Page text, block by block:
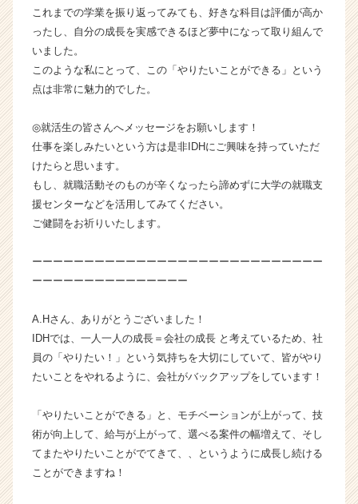
ム
ラ
|
ベ
チ
ャ
長
企
業
ら
ト
が
届
く
活
サ
ト
これまでの学業を振り返ってみても、好きな科目は評価が高か
ったし、自分の成長を実感できるほど夢中になって取り組んで
いました。
このような私にとって、この「やりたいことができる」という
点は非常に魅力的でした。
◎就活生の皆さんへメッセージをお願いします！
仕事を楽しみたいという方は是非IDHにご興味を持っていただ
けたらと思います。
もし、就職活動そのものが辛くなったら諦めずに大学の就職支
援センターなどを活用してみてください。
ご健闘をお祈りいたします。
ーーーーーーーーーーーーーーーーーーーーーーーーーーーー
ーーーーーーーーーーーーーーー
A.Hさん、ありがとうございました！
IDHでは、一人一人の成長＝会社の成長 と考えているため、社
員の「やりたい！」という気持ちを大切にしていて、皆がやり
たいことをやれるように、会社がバックアップをしています！
「やりたいことができる」と、モチベーションが上がって、技
術が向上して、給与が上がって、選べる案件の幅増えて、そし
てまたやりたいことがでてきて、、というように成長し続ける
ことができますね！